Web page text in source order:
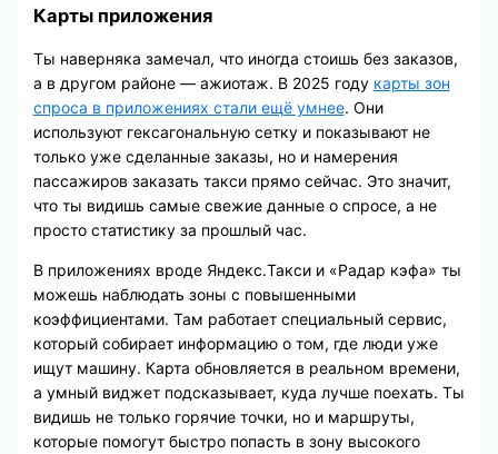
Карты приложения
Ты наверняка замечал, что иногда стоишь без заказов,
а в другом районе — ажиотаж. В 2025 году карты зон
спроса в приложениях стали ещё умнее. Они
используют гексагональную сетку и показывают не
только уже сделанные заказы, но и намерения
пассажиров заказать такси прямо сейчас. Это значит,
что ты видишь самые свежие данные о спросе, а не
просто статистику за прошлый час.
В приложениях вроде Яндекс.Такси и «Радар кэфа» ты
можешь наблюдать зоны с повышенными
коэффициентами. Там работает специальный сервис,
который собирает информацию о том, где люди уже
ищут машину. Карта обновляется в реальном времени,
а умный виджет подсказывает, куда лучше поехать. Ты
видишь не только горячие точки, но и маршруты,
которые помогут быстро попасть в зону высокого